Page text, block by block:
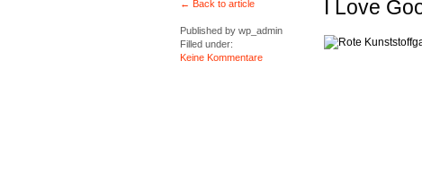
← Back to article
Published bywp_admin
Filled under:
Keine Kommentare
I Love